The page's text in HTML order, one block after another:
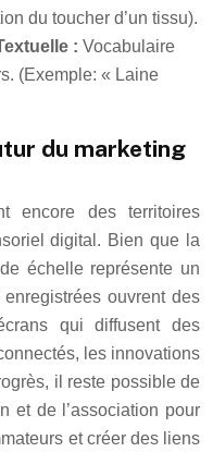
du toucher d’un tissu).
: Vocabulaire
(Exemple: « Laine
du marketing
encore des territoires
digital. Bien que la
échelle représente un
ouvrent des
qui diffusent des
les innovations
il reste possible de
et de l’association pour
et créer des liens